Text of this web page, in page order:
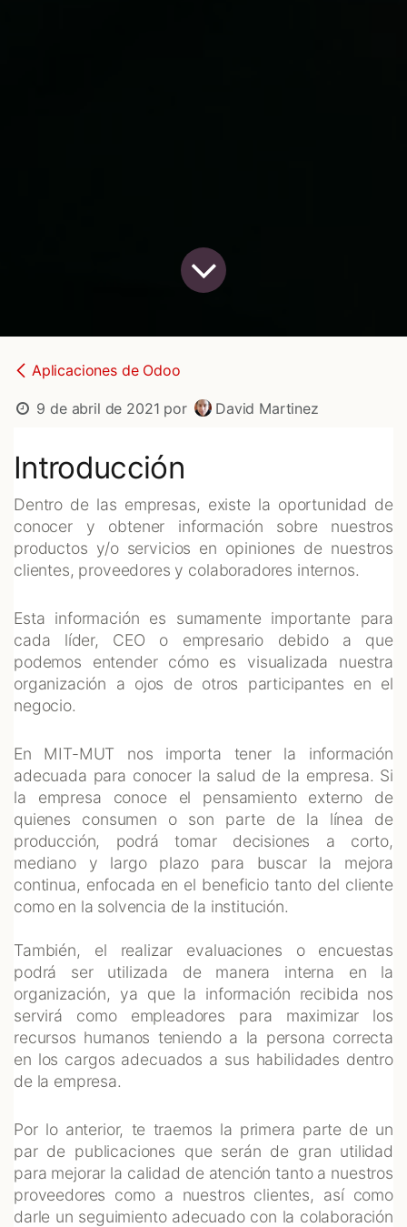
Aplicaciones de Odoo
9 de abril de 2021 por David Martinez
Introducción
Dentro de las empresas, existe la oportunidad de
conocer y obtener información sobre nuestros
productos y/o servicios en opiniones de nuestros
clientes, proveedores y colaboradores internos.
Esta información es sumamente importante para
cada líder, CEO o empresario debido a que
podemos entender cómo es visualizada nuestra
organización a ojos de otros participantes en el
negocio.
En MIT-MUT nos importa tener la información
adecuada para conocer la salud de la empresa. Si
la empresa conoce el pensamiento externo de
quienes consumen o son parte de la línea de
producción, podrá tomar decisiones a corto,
mediano y largo plazo para buscar la mejora
continua, enfocada en el beneficio tanto del cliente
como en la solvencia de la institución.
También, el realizar evaluaciones o encuestas
podrá ser utilizada de manera interna en la
organización, ya que la información recibida nos
servirá como empleadores para maximizar los
recursos humanos teniendo a la persona correcta
en los cargos adecuados a sus habilidades dentro
de la empresa.
Por lo anterior, te traemos la primera parte de un
par de publicaciones que serán de gran utilidad
para mejorar la calidad de atención tanto a nuestros
proveedores como a nuestros clientes, así como
darle un seguimiento adecuado con la colaboración